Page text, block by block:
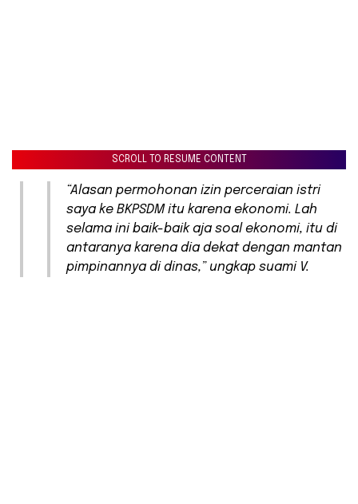
SCROLL TO RESUME CONTENT
“Alasan permohonan izin perceraian istri
saya ke BKPSDM itu karena ekonomi. Lah
selama ini baik-baik aja soal ekonomi, itu di
antaranya karena dia dekat dengan mantan
pimpinannya di dinas,” ungkap suami V.